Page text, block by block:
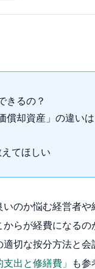
きるの？
償却資産」の違いは
てほしい
のか悩む経営者
らが経費になるの
切な按分方法と会
出と修繕費」
も参